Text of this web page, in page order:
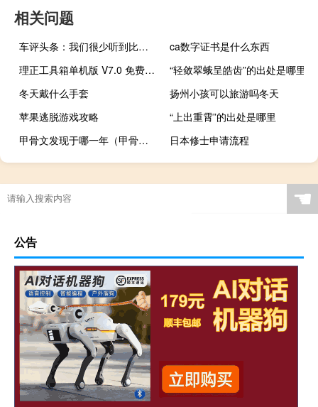
相关问题
车评头条：我们很少听到比亚迪戴姆勒合资企业的品牌Denza的消息
ca数字证书是什么东西
理正工具箱单机版 V7.0 免费版（理正工具箱单机版 V7.0 免费版功能简介）
“轻敛翠蛾呈皓齿”的出处是哪里
冬天戴什么手套
扬州小孩可以旅游吗冬天
苹果逃脱游戏攻略
“上出重霄”的出处是哪里
甲骨文发现于哪一年（甲骨文发现于）
日本修士申请流程
☚
公告